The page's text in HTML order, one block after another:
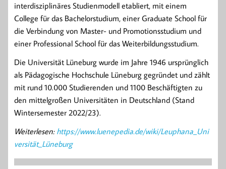
interdisziplinäres Studienmodell etabliert, mit einem
College für das Bachelorstudium, einer Graduate School für
die Verbindung von Master- und Promotionsstudium und
einer Professional School für das Weiterbildungsstudium.
Die Universität Lüneburg wurde im Jahre 1946 ursprünglich
als Pädagogische Hochschule Lüneburg gegründet und zählt
mit rund 10.000 Studierenden und 1100 Beschäftigten zu
den mittelgroßen Universitäten in Deutschland (Stand
Wintersemester 2022/23).
Weiterlesen: https://www.luenepedia.de/wiki/Leuphana_Uni
versität_Lüneburg